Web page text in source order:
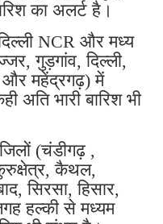
का अलर्ट है।
NCR और मध्य
गुड़गांव, दिल्ली,
और महेंद्रगढ़) में
अति भारी बारिश भी
(चंडीगढ़ ,
कैथल,
सिरसा, हिसार,
हल्की से मध्यम